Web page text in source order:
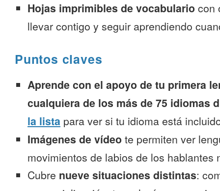
Hojas imprimibles de vocabulario con
llevar contigo y seguir aprendiendo
Puntos claves
Aprende con el apoyo de tu primera
cualquiera de los más de 75 idiomas
la lista para ver si tu idioma está
Imágenes de vídeo te permiten ver
movimientos de labios de los hablantes
Cubre nueve situaciones distintas: